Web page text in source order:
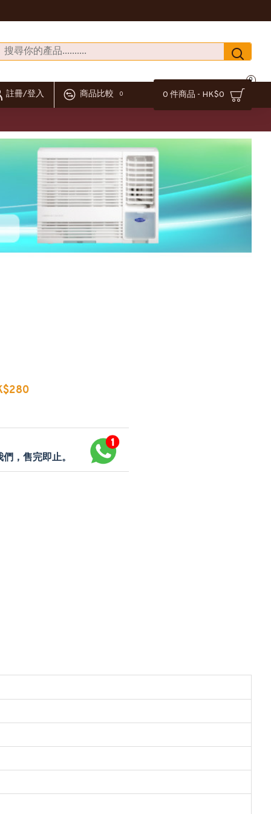
註冊/登入 商品比較 0 0 件商品 - HK$0
0
，售完即止。